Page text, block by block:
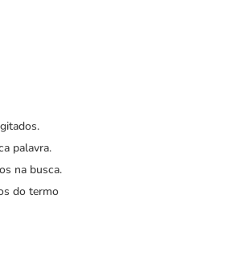
palavra.
na busca.
do termo